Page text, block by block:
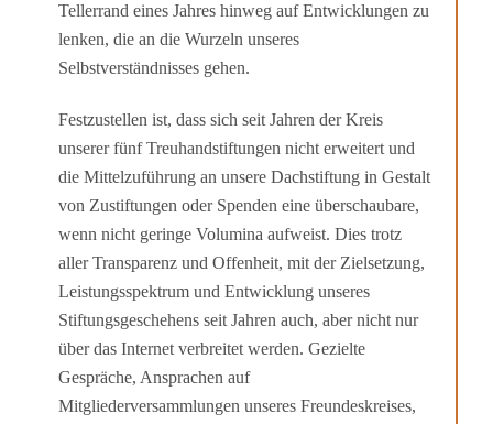
Tellerrand eines Jahres hinweg auf Entwicklungen zu
lenken, die an die Wurzeln unseres
Selbstverständnisses gehen.
Festzustellen ist, dass sich seit Jahren der Kreis
unserer fünf Treuhandstiftungen nicht erweitert und
die Mittelzuführung an unsere Dachstiftung in Gestalt
von Zustiftungen oder Spenden eine überschaubare,
wenn nicht geringe Volumina aufweist. Dies trotz
aller Transparenz und Offenheit, mit der Zielsetzung,
Leistungsspektrum und Entwick­lung unseres
Stiftungsgeschehens seit Jahren auch, aber nicht nur
über das Internet verbreitet werden. Gezielte
Gespräche, Ansprachen auf
Mitgliederversammlungen unseres Freundeskreises,